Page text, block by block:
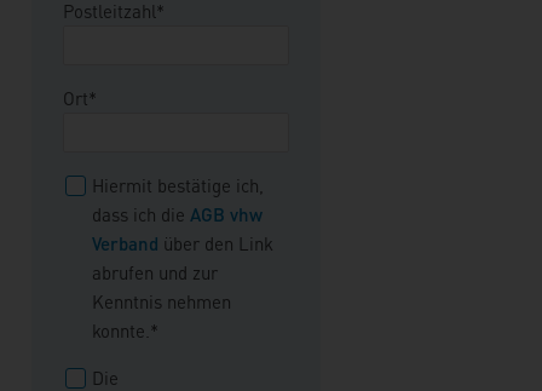
Postleitzahl*
Ort*
Hiermit bestätige ich,
dass ich die AGB vhw
Verband über den Link
abrufen und zur
Kenntnis nehmen
konnte.*
Die